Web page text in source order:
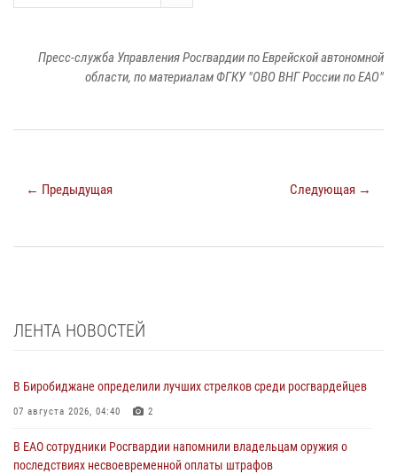
Пресс-служба Управления Росгвардии по Еврейской автономной
области, по материалам ФГКУ "ОВО ВНГ России по ЕАО"
← Предыдущая Следующая →
ЛЕНТА НОВОСТЕЙ
В Биробиджане определили лучших стрелков среди росгвардейцев
07 августа 2026, 04:40 2
В ЕАО сотрудники Росгвардии напомнили владельцам оружия о
последствиях несвоевременной оплаты штрафов